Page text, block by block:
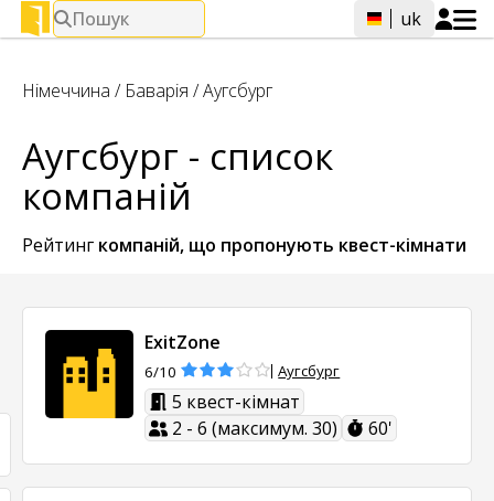
Пошук uk
Німеччина / Баварія /Аугсбург
Аугсбург - список
компаній
Рейтинг компаній, що пропонують квест-кімнати
ExitZone
6/10 Аугсбург
5 квест-кімнат
2 - 6 (максимум. 30)
60'